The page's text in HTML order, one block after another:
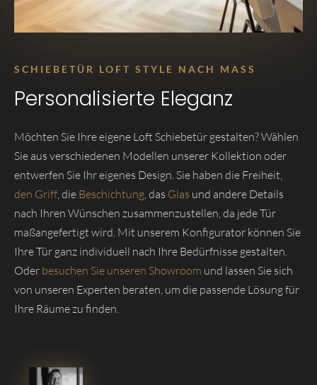
SCHIEBETÜR LOFT STYLE NACH MASS
Personalisierte Eleganz
Möchten Sie Ihre eigene Loft Schiebetür gestalten? Wählen
Sie aus verschiedenen Modellen unserer Kollektion oder
entwerfen Sie Ihr eigenes Design. Sie haben die Freiheit,
den Griff , die Beschichtung , das Glas und andere Details
nach Ihren Wünschen zusammenzustellen, da jede Tür
maßangefertigt wird. Mit unserem Konfigurator können Sie
Ihre Tür ganz individuell nach Ihre Bedürfnisse gestalten.
Oder besuchen Sie unseren Showroom und lassen Sie sich
von unseren Experten beraten, um die passende Lösung für
Ihre Räume zu finden.